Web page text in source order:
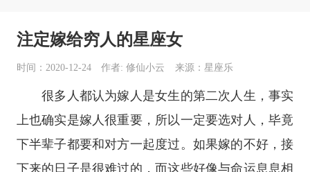
注定嫁给穷人的星座女
时间：2020-12-24 作者: 修仙小云 来源：星座乐
很多人都认为嫁人是女生的第二次人生，事实
上也确实是嫁人很重要，所以一定要选对人，毕竟
下半辈子都要和对方一起度过。如果嫁的不好，接
下来的日子是很难过的，而这些好像与命运息息相